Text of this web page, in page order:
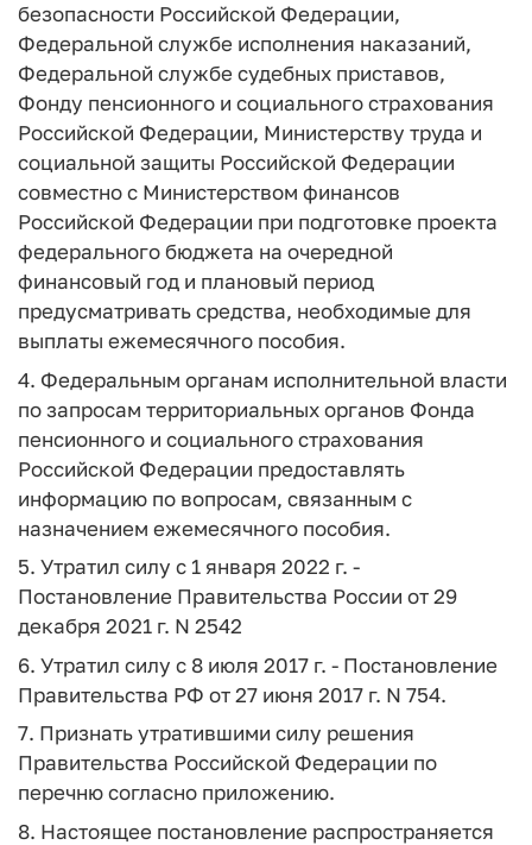
безопасности Российской Федерации,
Федеральной службе исполнения наказаний,
Федеральной службе судебных приставов,
Фонду пенсионного и социального страхования
Российской Федерации, Министерству труда и
социальной защиты Российской Федерации
совместно с Министерством финансов
Российской Федерации при подготовке проекта
федерального бюджета на очередной
финансовый год и плановый период
предусматривать средства, необходимые для
выплаты ежемесячного пособия.
4. Федеральным органам исполнительной власти
по запросам территориальных органов Фонда
пенсионного и социального страхования
Российской Федерации предоставлять
информацию по вопросам, связанным с
назначением ежемесячного пособия.
5. Утратил силу с 1 января 2022 г. -
Постановление Правительства России от 29
декабря 2021 г. N 2542
6. Утратил силу с 8 июля 2017 г. - Постановление
Правительства РФ от 27 июня 2017 г. N 754.
7. Признать утратившими силу решения
Правительства Российской Федерации по
перечню согласно приложению.
8. Настоящее постановление распространяется